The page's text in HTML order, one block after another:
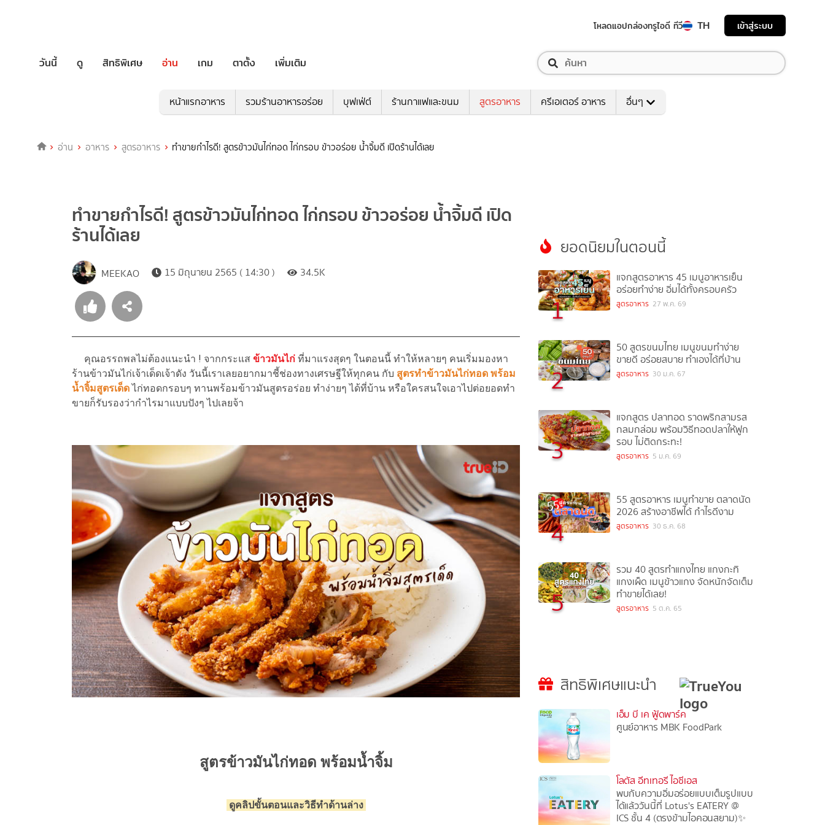
โหลดแอปกล่องทรูไอดี ทีวี TH เข้าสู่ระบบ
วันนี้ ดู สิทธิพิเศษ อ่าน เกม ตาตั้ง เพิ่มเติม
หน้าแรกอาหาร รวมร้านอาหารอร่อย บุฟเฟ่ต์ ร้านกาแฟและขนม สูตรอาหาร ครีเอเตอร์ อาหาร อื่นๆ
อ่าน อาหาร สูตรอาหาร ทำขายกำไรดี! สูตรข้าวมันไก่ทอด ไก่กรอบ ข้าวอร่อย น้ำจิ้มดี เปิดร้านได้เลย
ทำขายกำไรดี! สูตรข้าวมันไก่ทอด ไก่กรอบ ข้าวอร่อย น้ำจิ้มดี เปิด
ร้านได้เลย
MEEKAO 15 มิถุนายน 2565 ( 14:30 ) 34.5K
คุณอรรถพลไม่ต้องแนะนำ ! จากกระแส ข้าวมันไก่ ที่มาแรงสุดๆ ในตอนนี้ ทำให้หลายๆ คนเริ่มมองหา
ร้านข้าวมันไก่เจ้าเด็ดเจ้าดัง วันนี้เราเลยอยากมาชี้ช่องทางเศรษฐีให้ทุกคน กับ สูตรทำข้าวมันไก่ทอด พร้อม
น้ำจิ้มสูตรเด็ดไก่ทอดกรอบๆ ทานพร้อมข้าวมันสูตรอร่อย ทำง่ายๆ ได้ที่บ้าน หรือใครสนใจเอาไปต่อยอดทำ
ขายก็รับรองว่ากำไรมาแบบปังๆ ไปเลยจ้า
สูตรข้าวมันไก่ทอด พร้อมน้ำจิ้ม
ดูคลิปขั้นตอนและวิธีทำด้านล่าง
ยอดนิยมในตอนนี้
1
แจกสูตรอาหาร 45 เมนูอาหารเย็น
อร่อยทำง่าย อิ่มได้ทั้งครอบครัว
สูตรอาหาร 27 พ.ค. 69
2
50 สูตรขนมไทย เมนูขนมทำง่าย
ขายดี อร่อยสบาย ทำเองได้ที่บ้าน
สูตรอาหาร 30 ม.ค. 67
3
แจกสูตร ปลาทอด ราดพริกสามรส
กลมกล่อม พร้อมวิธีทอดปลาให้ฟูก
รอบ ไม่ติดกระทะ!
สูตรอาหาร 5 ม.ค. 69
4
55 สูตรอาหาร เมนูทำขาย ตลาดนัด
2026 สร้างอาชีพได้ กำไรดีงาม
สูตรอาหาร 30 ธ.ค. 68
5
รวม 40 สูตรทำแกงไทย แกงกะทิ
แกงเผ็ด เมนูข้าวแกง จัดหนักจัดเต็ม
ทำขายได้เลย!
สูตรอาหาร 5 ต.ค. 65
สิทธิพิเศษแนะนำ
เอ็ม บี เค ฟู้ดพาร์ค
ศูนย์อาหาร MBK FoodPark
โลตัส อีทเทอรี ไอซีเอส
พบกับความอิ่มอร่อยแบบเต็มรูปแบบ
ได้แล้ววันนี้ที่ Lotus's EATERY @
ICS ชั้น 4 (ตรงข้ามไอคอนสยาม)✨